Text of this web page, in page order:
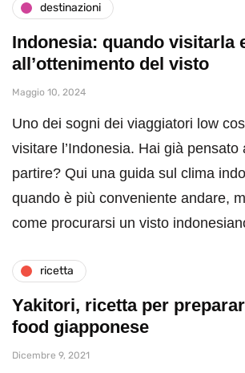
destinazioni
Indonesia: quando visitarla
all’ottenimento del visto
Maggio 10, 2024
Uno dei sogni dei viaggiatori low
visitare l’Indonesia. Hai già pensato
partire? Qui una guida sul clima
quando è più conveniente andare,
come procurarsi un visto
ricetta
Yakitori, ricetta per
food giapponese
Dicembre 9, 2021